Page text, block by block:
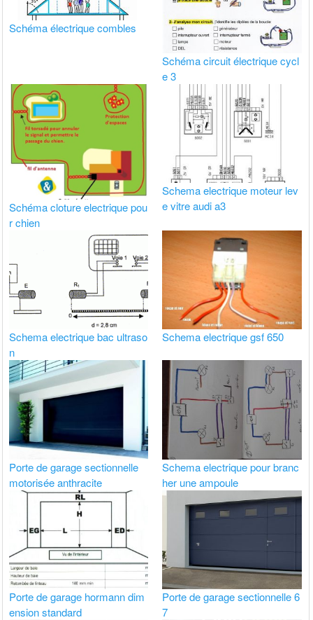
Schéma électrique combles
Schéma circuit électrique cycl
e 3
Schéma cloture electrique pou
r chien
Schema electrique moteur lev
e vitre audi a3
Schema electrique bac ultraso
n
Schema electrique gsf 650
Porte de garage sectionnelle
motorisée anthracite
Schema electrique pour branc
her une ampoule
Porte de garage hormann dim
ension standard
Porte de garage sectionnelle 6
7